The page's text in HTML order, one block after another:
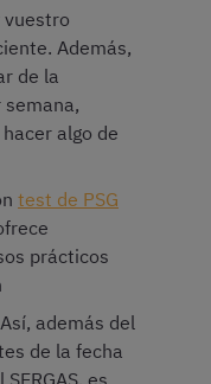
Además,
de la
algo de
test de PSG
prácticos
además del
de la fecha